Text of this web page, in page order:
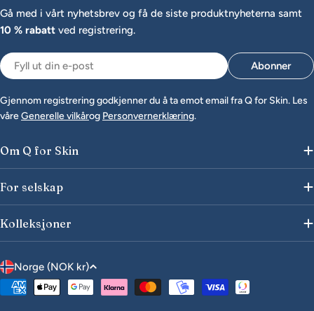
Gå med i vårt nyhetsbrev og få de siste produktnyheterna samt
10 % rabatt ved registrering.
E-
post
Abonner
Gjennom registrering godkjenner du å ta emot email fra Q for Skin. Les
våreGenerelle vilkårog Personvernerklæring.
Om Q for Skin
For selskap
Kolleksjoner
L
a
Norge (NOK kr)
Betalingsmåter